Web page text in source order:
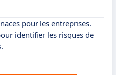
pour les entreprises.
identifier les risques de